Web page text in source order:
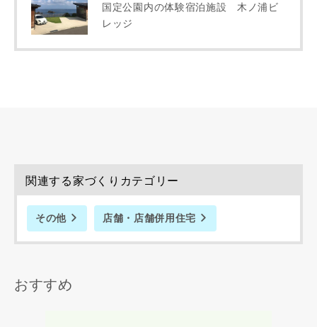
国定公園内の体験宿泊施設 木ノ浦ビ
レッジ
関連する家づくりカテゴリー
その他 店舗・店舗併用住宅
おすすめ